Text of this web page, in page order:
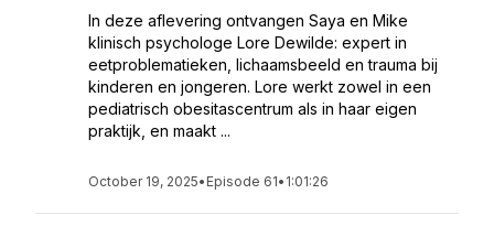
In deze aflevering ontvangen Saya en Mike
klinisch psychologe Lore Dewilde: expert in
eetproblematieken, lichaamsbeeld en trauma bij
kinderen en jongeren. Lore werkt zowel in een
pediatrisch obesitascentrum als in haar eigen
praktijk, en maakt ...
October 19, 2025• Episode 61• 1:01:26